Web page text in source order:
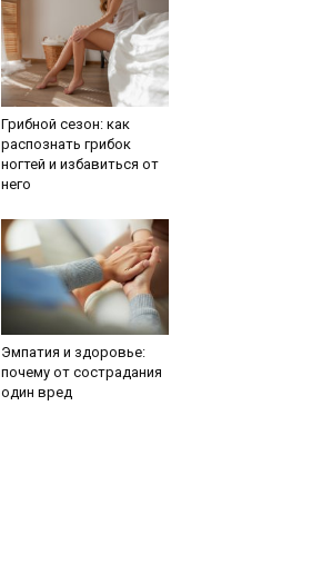
Грибной сезон: как
распознать грибок
ногтей и избавиться от
него
Эмпатия и здоровье:
почему от сострадания
один вред